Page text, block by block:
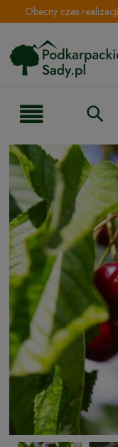
Obecny czas